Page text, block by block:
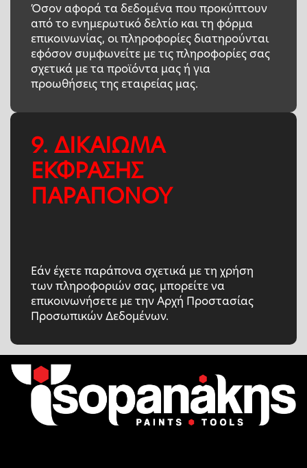
Όσον αφορά τα δεδομένα που προκύπτουν
από το ενημερωτικό δελτίο και τη φόρμα
επικοινωνίας, οι πληροφορίες διατηρούνται
εφόσον συμφωνείτε με τις πληροφορίες σας
σχετικά με τα προϊόντα μας ή για
προωθήσεις της εταιρείας μας.
9. ΔΙΚΑΙΩΜΑ
ΕΚΦΡΑΣΗΣ
ΠΑΡΑΠΟΝΟΥ
Εάν έχετε παράπονα σχετικά με τη χρήση
των πληροφοριών σας, μπορείτε να
επικοινωνήσετε με την Αρχή Προστασίας
Προσωπικών Δεδομένων.